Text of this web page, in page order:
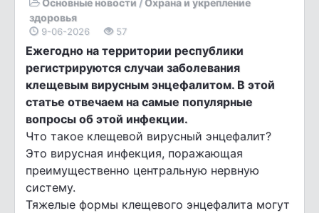
Основные новости / Охрана и укрепление
здоровья
9-06-2026 57
Ежегодно на территории республики
регистрируются случаи заболевания
клещевым вирусным энцефалитом. В этой
статье отвечаем на самые популярные
вопросы об этой инфекции.
Что такое клещевой вирусный энцефалит?
Это вирусная инфекция, поражающая
преимущественно центральную нервную
систему.
Тяжелые формы клещевого энцефалита могут